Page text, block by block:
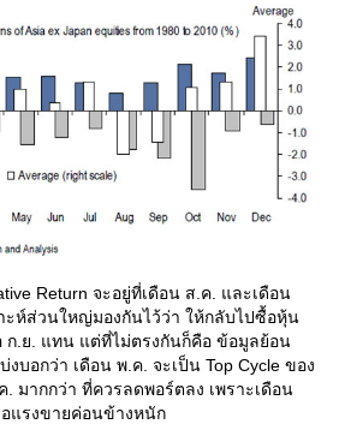
Return จะอยู่ที่เดือน ส.ค. และเดือน
ะห์ส่วนใหญ่มองกันไว้ว่า ให้กลับไปซื้อหุ้น
ก.ย. แทน แต่ที่ไม่ตรงกันก็คือ ข้อมูลย้อน
บอกว่า เดือน พ.ค. จะเป็น Top Cycle ของ
มากกว่า ที่ควรลดพอร์ตลง เพราะเดือน
อแรงขายค่อนข้างหนัก